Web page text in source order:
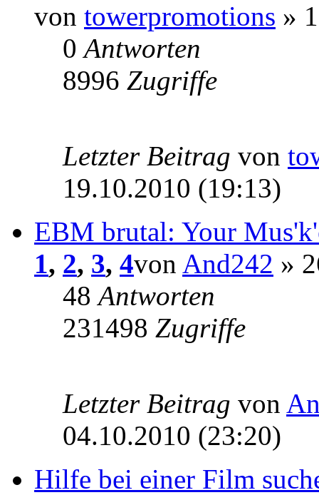
von towerpromotions »
0Antworten
8996 Zugriffe
Letzter Beitrag von
19.10.2010 (19:13)
EBM brutal: Your
1, 2, 3, 4von And242 »
48Antworten
231498 Zugriffe
Letzter Beitrag von
04.10.2010 (23:20)
Hilfe bei einer Film